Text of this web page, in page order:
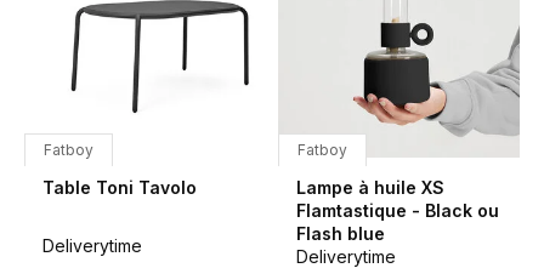
Fatboy
Table Toni Tavolo
Deliverytime
Fatboy
Lampe à huile XS
Flamtastique - Black ou
Flash blue
Deliverytime